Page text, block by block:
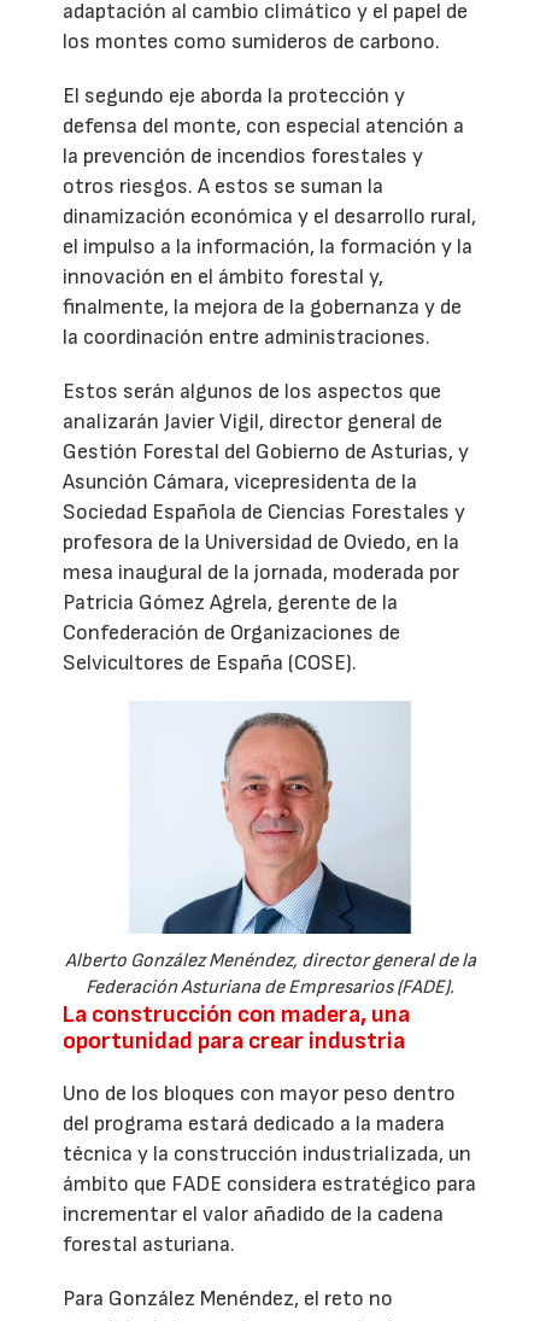
adaptación al cambio climático y el papel de
los montes como sumideros de carbono.
El segundo eje aborda la protección y
defensa del monte, con especial atención a
la prevención de incendios forestales y
otros riesgos. A estos se suman la
dinamización económica y el desarrollo rural,
el impulso a la información, la formación y la
innovación en el ámbito forestal y,
finalmente, la mejora de la gobernanza y de
la coordinación entre administraciones.
Estos serán algunos de los aspectos que
analizarán Javier Vigil, director general de
Gestión Forestal del Gobierno de Asturias, y
Asunción Cámara, vicepresidenta de la
Sociedad Española de Ciencias Forestales y
profesora de la Universidad de Oviedo, en la
mesa inaugural de la jornada, moderada por
Patricia Gómez Agrela, gerente de la
Confederación de Organizaciones de
Selvicultores de España (COSE).
Alberto González Menéndez, director general de la
Federación Asturiana de Empresarios (FADE).
La construcción con madera, una
oportunidad para crear industria
Uno de los bloques con mayor peso dentro
del programa estará dedicado a la madera
técnica y la construcción industrializada, un
ámbito que FADE considera estratégico para
incrementar el valor añadido de la cadena
forestal asturiana.
Para González Menéndez, el reto no